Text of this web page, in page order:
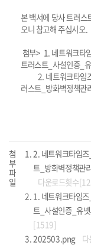
본 백서에 당사 트러스
오니 참고해 주십시오.
첨부> 1. 네트워크타
트러스트_사설인증_
2. 네트워크타임
러스트_방화벽정책관
첨
부
파
일
2. 네트워크타임
트_방화벽정책관
다운로드횟수
1. 네트워크타임
트_사설인증_유
[1519]
202503.png